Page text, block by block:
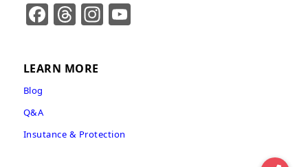
FacebookThreads Instagram
LEARN MORE
Blog
Q&A
Insutance & Protection